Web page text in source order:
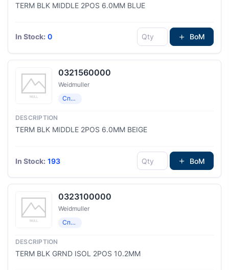
TERM BLK MIDDLE 2POS 6.0MM BLUE
In Stock: 0 BoM
0321560000
Weidmuller
Специализированный
TERM BLK MIDDLE 2POS 6.0MM BEIGE
In Stock: 193 BoM
0323100000
Weidmuller
Специализированный
TERM BLK GRND ISOL 2POS 10.2MM